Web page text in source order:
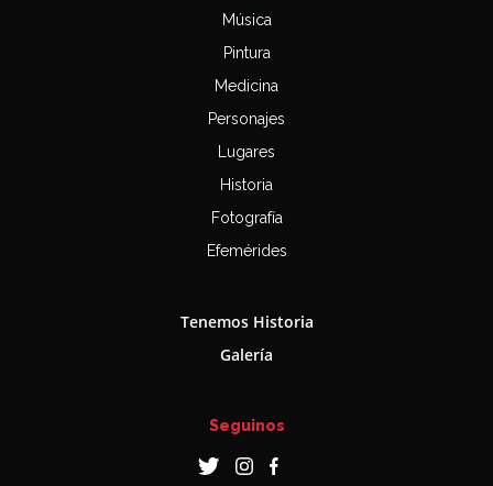
Música
Pintura
Medicina
Personajes
Lugares
Historia
Fotografía
Efemérides
Tenemos Historia
Galería
Seguinos